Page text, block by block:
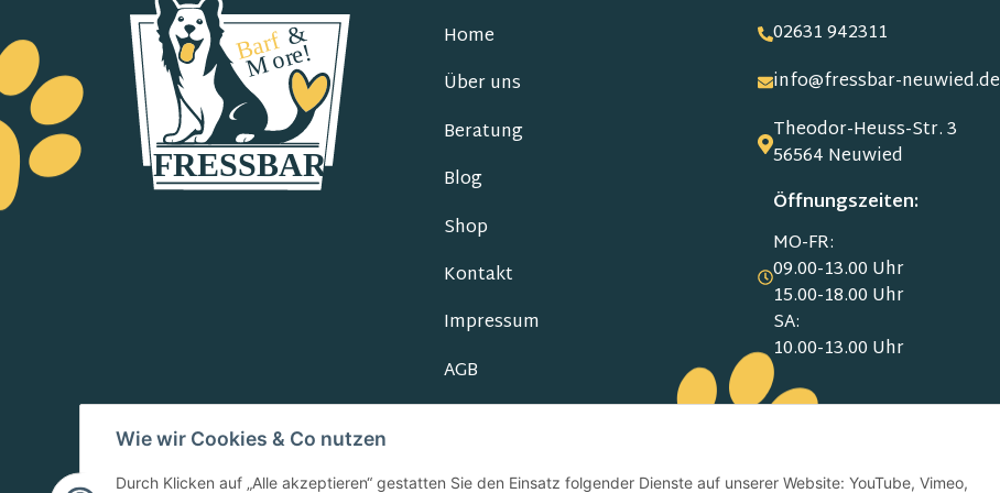
Home
Über uns
Beratung
Blog
Shop
Kontakt
Impressum
AGB
02631 942311
info@fressbar-neuwied.de
Theodor-Heuss-Str. 3
56564 Neuwied
Öffnungszeiten:
MO-FR:
09.00-13.00 Uhr
15.00-18.00 Uhr
SA:
10.00-13.00 Uhr
Wie wir Cookies & Co nutzen
Durch Klicken auf „Alle akzeptieren“ gestatten Sie den Einsatz folgender Dienste auf unserer Website: YouTube, Vimeo,